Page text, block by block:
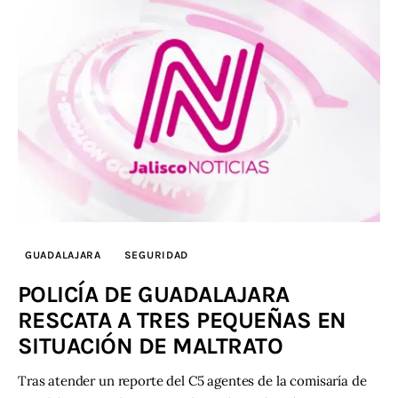
GUADALAJARA SEGURIDAD
POLICÍA DE GUADALAJARA
RESCATA A TRES PEQUEÑAS EN
SITUACIÓN DE MALTRATO
Tras atender un reporte del C5 agentes de la comisaría de